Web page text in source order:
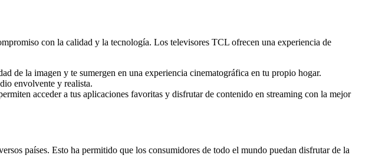
con la calidad y la tecnología. Los televisores TCL ofrecen una experiencia de
la imagen y te sumergen en una experiencia cinematográfica en tu propio hogar.
envolvente y realista.
acceder a tus aplicaciones favoritas y disfrutar de contenido en streaming con la mejor
países. Esto ha permitido que los consumidores de todo el mundo puedan disfrutar de la